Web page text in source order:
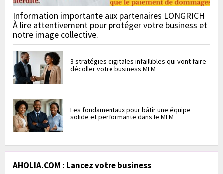
Information importante aux partenaires LONGRICH
À lire attentivement pour protéger votre business et
notre image collective.
3 stratégies digitales infaillibles qui vont faire
décoller votre business MLM
Les fondamentaux pour bâtir une équipe
solide et performante dans le MLM
AHOLIA.COM : Lancez votre business